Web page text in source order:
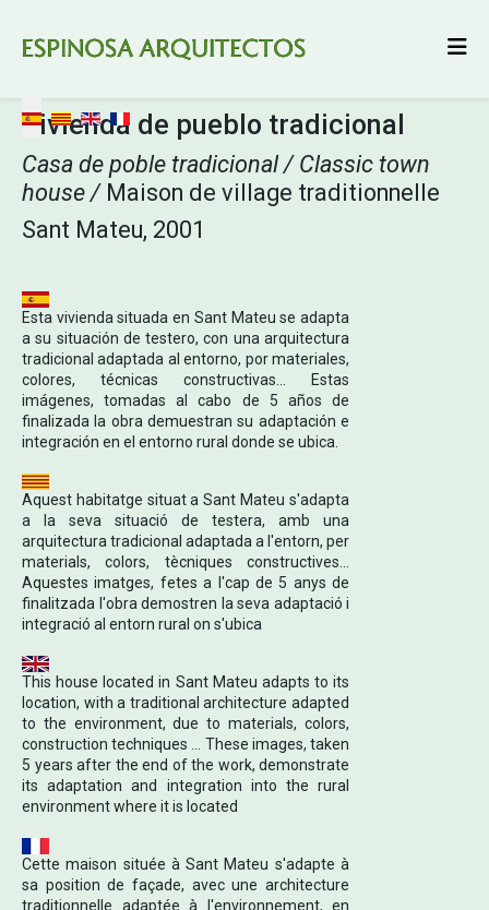
Seleccione su idioma
Vivienda de pueblo tradicional
Casa de poble tradicional / Classic town
house / Maison de village traditionnelle
Sant Mateu, 2001
Esta vivienda situada en Sant Mateu se adapta
a su situación de testero, con una arquitectura
tradicional adaptada al entorno, por materiales,
colores, técnicas constructivas… Estas
imágenes, tomadas al cabo de 5 años de
finalizada la obra demuestran su adaptación e
integración en el entorno rural donde se ubica.
Aquest habitatge situat a Sant Mateu s'adapta
a la seva situació de testera, amb una
arquitectura tradicional adaptada a l'entorn, per
materials, colors, tècniques constructives...
Aquestes imatges, fetes a l'cap de 5 anys de
finalitzada l'obra demostren la seva adaptació i
integració al entorn rural on s'ubica
This house located in Sant Mateu adapts to its
location, with a traditional architecture adapted
to the environment, due to materials, colors,
construction techniques ... These images, taken
5 years after the end of the work, demonstrate
its adaptation and integration into the rural
environment where it is located
Cette maison située à Sant Mateu s'adapte à
sa position de façade, avec une architecture
traditionnelle adaptée à l'environnement, en